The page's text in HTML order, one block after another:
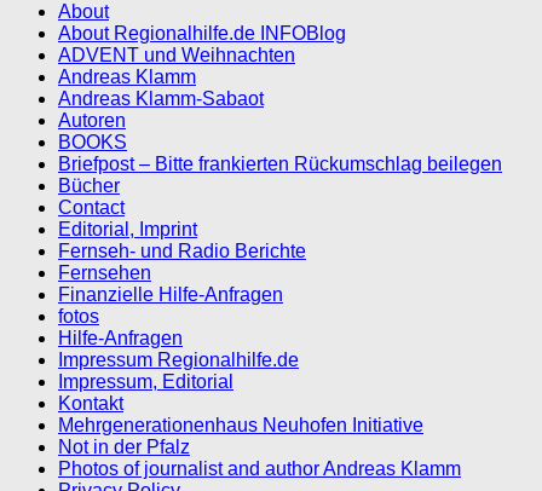
About
About Regionalhilfe.de INFOBlog
ADVENT und Weihnachten
Andreas Klamm
Andreas Klamm-Sabaot
Autoren
BOOKS
Briefpost – Bitte frankierten Rückumschlag beilegen
Bücher
Contact
Editorial, Imprint
Fernseh- und Radio Berichte
Fernsehen
Finanzielle Hilfe-Anfragen
fotos
Hilfe-Anfragen
Impressum Regionalhilfe.de
Impressum, Editorial
Kontakt
Mehrgenerationenhaus Neuhofen Initiative
Not in der Pfalz
Photos of journalist and author Andreas Klamm